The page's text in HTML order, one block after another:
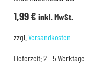
1,99€ inkl. MwSt.
zzgl. Versandkosten
Lieferzeit:2 - 5 Werktage